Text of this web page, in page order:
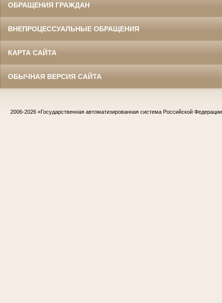
ОБРАЩЕНИЯ ГРАЖДАН
ВНЕПРОЦЕССУАЛЬНЫЕ ОБРАЩЕНИЯ
КАРТА САЙТА
ОБЫЧНАЯ ВЕРСИЯ САЙТА
2006-2026 «Государственная автоматизированная система Российской